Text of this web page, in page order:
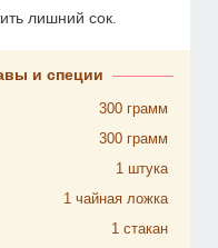
лишний сок.
и специи
300 грамм
300 грамм
1 штука
1 чайная ложка
1 стакан